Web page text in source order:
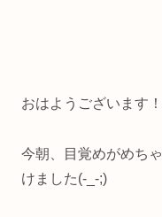
おはようございます
今朝、目覚めがめち
けました(-_-;)